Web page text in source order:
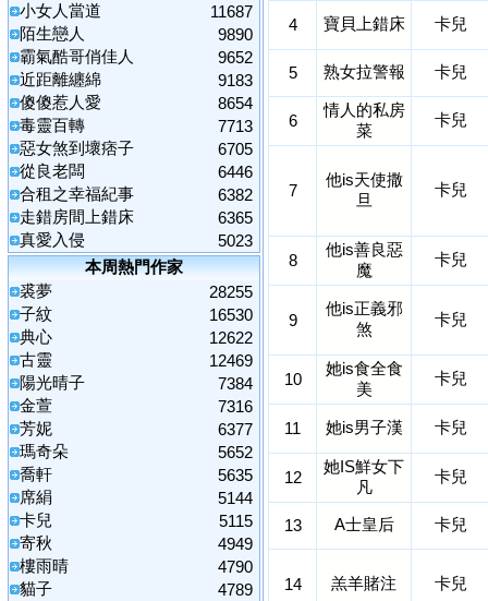
小女人當道
11687
陌生戀人
9890
霸氣酷哥俏佳人
9652
近距離纏綿
9183
傻傻惹人愛
8654
毒靈百轉
7713
惡女煞到壞痞子
6705
從良老闆
6446
合租之幸福紀事
6382
走錯房間上錯床
6365
真愛入侵
5023
本周熱門作家
裘夢
28255
子紋
16530
典心
12622
古靈
12469
陽光晴子
7384
金萱
7316
芳妮
6377
瑪奇朵
5652
喬軒
5635
席絹
5144
卡兒
5115
寄秋
4949
樓雨晴
4790
貓子
4789
4 寶貝上錯床 卡兒
5 熟女拉警報 卡兒
6
情人的私房
菜
卡兒
7
他is天使撒
旦
卡兒
8
他is善良惡
魔
卡兒
9
他is正義邪
煞
卡兒
10
她is食全食
美
卡兒
11 她is男子漢 卡兒
12
她IS鮮女下
凡
卡兒
13 A士皇后 卡兒
14 羔羊賭注 卡兒